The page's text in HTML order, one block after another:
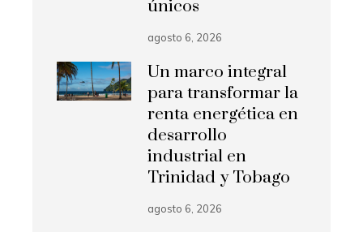
únicos
agosto 6, 2026
Un marco integral
para transformar la
renta energética en
desarrollo
industrial en
Trinidad y Tobago
agosto 6, 2026